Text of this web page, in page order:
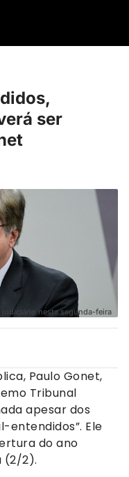
ser
nesta segunda-feira
Paulo Gonet,
Tribunal
apesar dos
entendidos”. Ele
do ano
(2/2).